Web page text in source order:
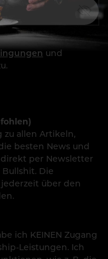
und
zu allen Artikeln,
besten News und
per Newsletter
Die
über den
ich KEINEN Zugang
Leistungen. Ich